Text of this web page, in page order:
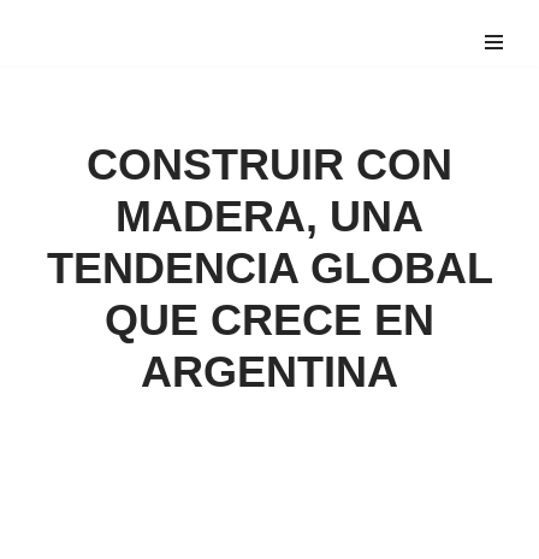
CONSTRUIR CON
MADERA, UNA
TENDENCIA GLOBAL
QUE CRECE EN
ARGENTINA